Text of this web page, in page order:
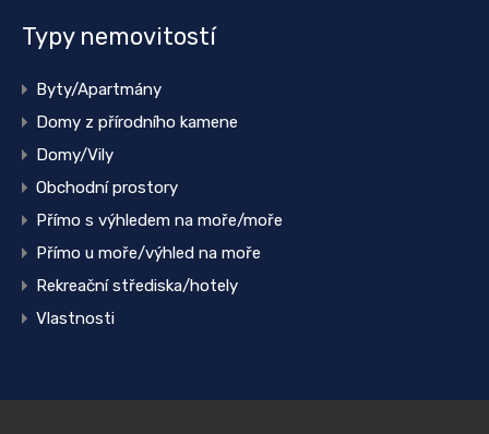
Typy nemovitostí
Byty/Apartmány
Domy z přírodního kamene
Domy/Vily
Obchodní prostory
Přímo s výhledem na moře/moře
Přímo u moře/výhled na moře
Rekreační střediska/hotely
Vlastnosti